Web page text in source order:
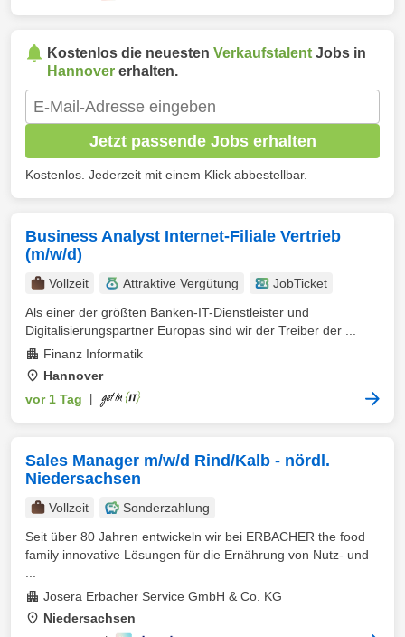
Kostenlos die neuesten Verkaufstalent Jobs in
Hannover erhalten.
Jetzt passende Jobs erhalten
Kostenlos. Jederzeit mit einem Klick abbestellbar.
Business Analyst Internet-Filiale Vertrieb
(m/w/d)
Vollzeit Attraktive Vergütung
JobTicket
Als einer der größten Banken-IT-Dienstleister und
Digitalisierungspartner Europas sind wir der Treiber der ...
Finanz Informatik
Hannover
vor 1 Tag
Sales Manager m/w/d Rind/Kalb - nördl.
Niedersachsen
Vollzeit
Sonderzahlung
Seit über 80 Jahren entwickeln wir bei ERBACHER the food
family innovative Lösungen für die Ernährung von Nutz- und
Josera Erbacher Service GmbH & Co. KG
Niedersachsen